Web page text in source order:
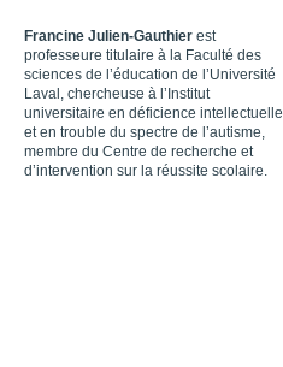
Francine Julien-Gauthier est
professeure titulaire à la Faculté des
sciences de l’éducation de l’Université
Laval, chercheuse à l’Institut
universitaire en déficience intellectuelle
et en trouble du spectre de l’autisme,
membre du Centre de recherche et
d’intervention sur la réussite scolaire.